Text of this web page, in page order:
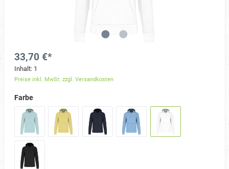
33,70 €*
Inhalt: 1
Preise inkl. MwSt. zzgl. Versandkosten
Farbe